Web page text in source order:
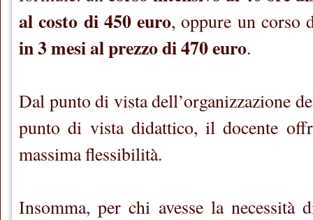
al costo di 450 euro, oppure un corso
in 3 mesi al prezzo di 470 euro.
Dal punto di vista dell’organizzazione
punto di vista didattico, il docente
massima flessibilità.
Insomma, per chi avesse la necessità